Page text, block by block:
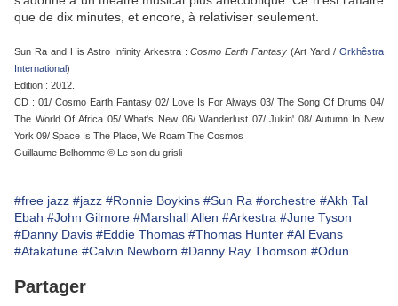
que de dix minutes, et encore, à relativiser seulement.
Sun Ra and His Astro Infinity Arkestra :Cosmo Earth Fantasy (Art Yard /Orkhêstra
International)
Edition : 2012.
CD : 01/ Cosmo Earth Fantasy 02/ Love Is For Always 03/ The Song Of Drums 04/
The World Of Africa 05/ What's New 06/ Wanderlust 07/ Jukin' 08/ Autumn In New
York 09/ Space Is The Place, We Roam The Cosmos
Guillaume Belhomme © Le son du grisli
#free jazz #jazz #Ronnie Boykins #Sun Ra #orchestre #Akh Tal
Ebah #John Gilmore #Marshall Allen #Arkestra #June Tyson
#Danny Davis #Eddie Thomas #Thomas Hunter #Al Evans
#Atakatune #Calvin Newborn #Danny Ray Thomson #Odun
Partager